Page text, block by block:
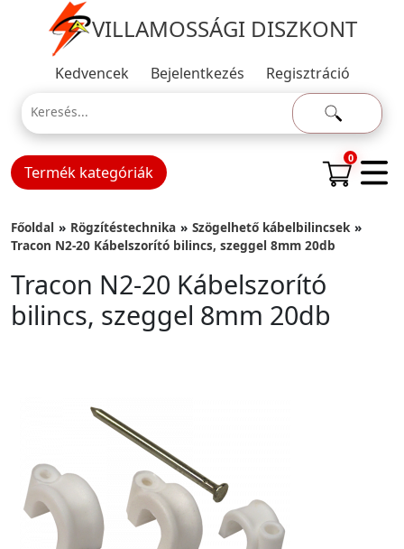
VILLAMOSSÁGI DISZKONT
Kedvencek Bejelentkezés Regisztráció
Termék kategóriák
0
Főoldal Rögzítéstechnika
Szögelhető kábelbilincsek
Tracon N2-20 Kábelszorító bilincs, szeggel 8mm 20db
Tracon N2-20 Kábelszorító
bilincs, szeggel 8mm 20db